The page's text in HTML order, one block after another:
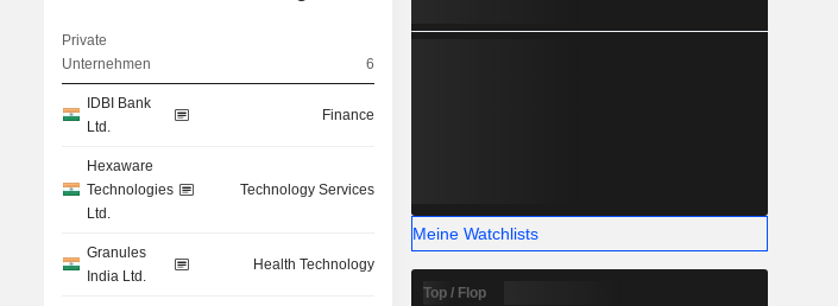
Private
Unternehmen
6
IDBI Bank
Ltd.
Finance
Hexaware
Technologies
Ltd.
Technology Services
Granules
India Ltd.
Health Technology
Meine Watchlists
Top / Flop